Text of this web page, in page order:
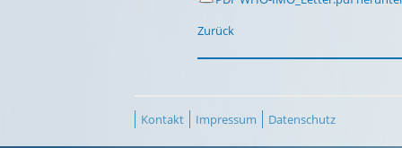
Zurück
Kontakt Impressum Datenschutz